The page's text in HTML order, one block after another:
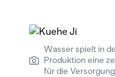
Wasser spielt in
Produktion eine
für die